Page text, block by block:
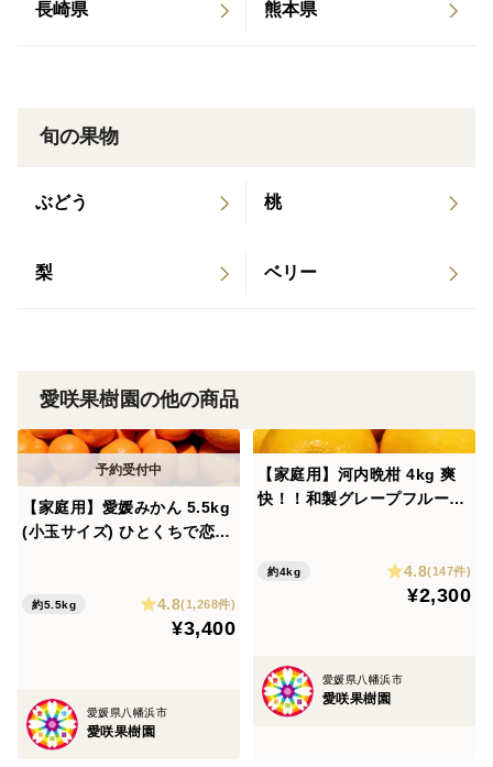
長崎県 熊本県
旬の果物
ぶどう 桃
梨 ベリー
愛咲果樹園の他の商品
【家庭用】愛媛みかん 5.5kg
(小玉サイズ) ひとくちで恋す
約5.5kg 4.8(1,268件)
¥3,400
愛媛県八幡浜市
愛咲果樹園
【家庭用】河内晩柑 4kg 爽
快！！和製グレープフルーツ
約4kg 4.8(147件)
¥2,300
愛媛県八幡浜市
愛咲果樹園